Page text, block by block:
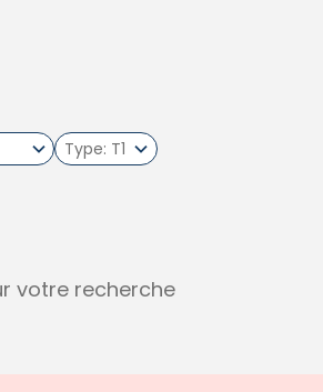
Type T1
votre recherche